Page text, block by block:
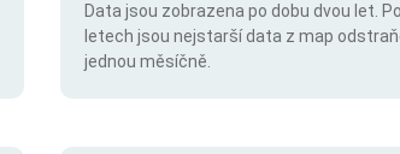
Data jsou zobrazena po dobu dvou let.
letech jsou nejstarší data z map
jednou měsíčně.